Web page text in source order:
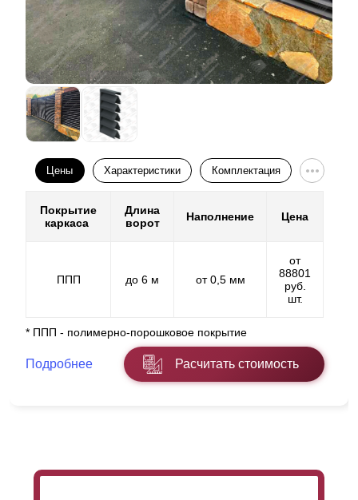
Цены Характеристики Комплектация
Покрытие
каркаса
Длина
ворот
Наполнение Цена
ППП до 6 м от 0,5 мм
от
88801
руб.
шт.
* ППП - полимерно-порошковое покрытие
Подробнее Расчитать стоимость